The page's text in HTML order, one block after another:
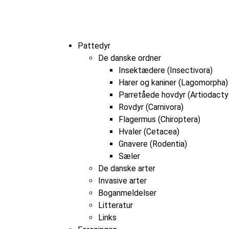
Pattedyr
De danske ordner
Insektædere (Insectivora)
Harer og kaniner (Lagomorpha)
Parretåede hovdyr
Rovdyr (Carnivora)
Flagermus (Chiroptera)
Hvaler (Cetacea)
Gnavere (Rodentia)
Sæler
De danske arter
Invasive arter
Boganmeldelser
Litteratur
Links